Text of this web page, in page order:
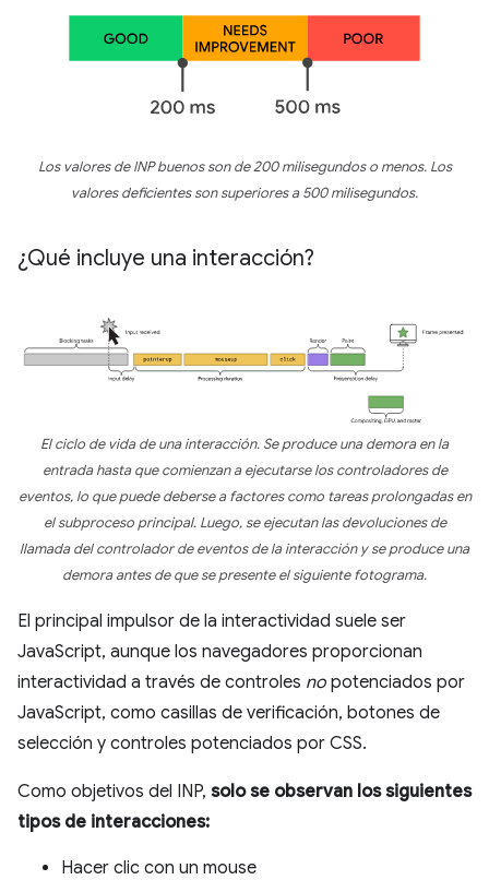
Los valores de INP buenos son de 200 milisegundos o menos. Los
valores deficientes son superiores a 500 milisegundos.
¿Qué incluye una interacción?
El ciclo de vida de una interacción. Se produce una demora en la
entrada hasta que comienzan a ejecutarse los controladores de
eventos, lo que puede deberse a factores como tareas prolongadas en
el subproceso principal. Luego, se ejecutan las devoluciones de
llamada del controlador de eventos de la interacción y se produce una
demora antes de que se presente el siguiente fotograma.
El principal impulsor de la interactividad suele ser
JavaScript, aunque los navegadores proporcionan
interactividad a través de controles no potenciados por
JavaScript, como casillas de verificación, botones de
selección y controles potenciados por CSS.
Como objetivos del INP, solo se observan los siguientes
tipos de interacciones:
Hacer clic con un mouse